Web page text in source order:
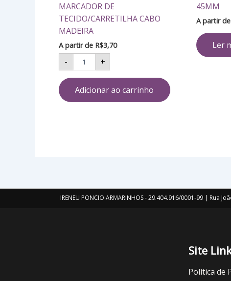
MARCADOR DE
TECIDO/CARRETILHA CABO
MADEIRA
A partir de R$3,70
-
quantidade
+
Adicionar ao carrinho
45MM
A partir de
Ler
IRENEU PONCIO ARMARINHOS - 29.404.916/0001-99 |
Site
Política de